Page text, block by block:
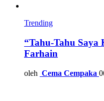
Trending
“Tahu-Tahu Saya
Farhain
oleh Cema Cempaka